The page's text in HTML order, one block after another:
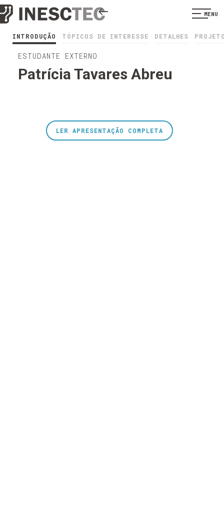
MENU
INTRODUÇÃO TÓPICOS DE INTERESSE DETALHES
ESTUDANTE EXTERNO
Patrícia Tavares Abreu
LER APRESENTAÇÃO COMPLETA